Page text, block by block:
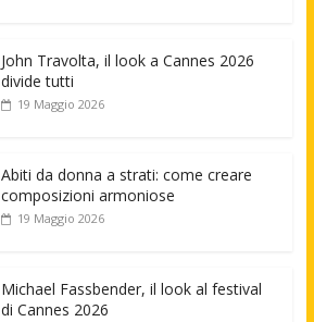
John Travolta, il look a Cannes 2026
divide tutti
19 Maggio 2026
Abiti da donna a strati: come creare
composizioni armoniose
19 Maggio 2026
Michael Fassbender, il look al festival
di Cannes 2026